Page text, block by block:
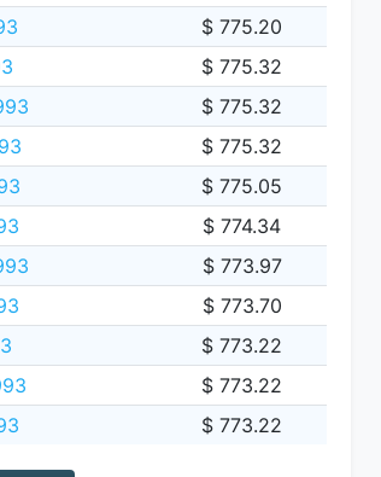
$ 775.20
$ 775.32
$ 775.32
$ 775.32
$ 775.05
$ 774.34
$ 773.97
$ 773.70
$ 773.22
$ 773.22
$ 773.22